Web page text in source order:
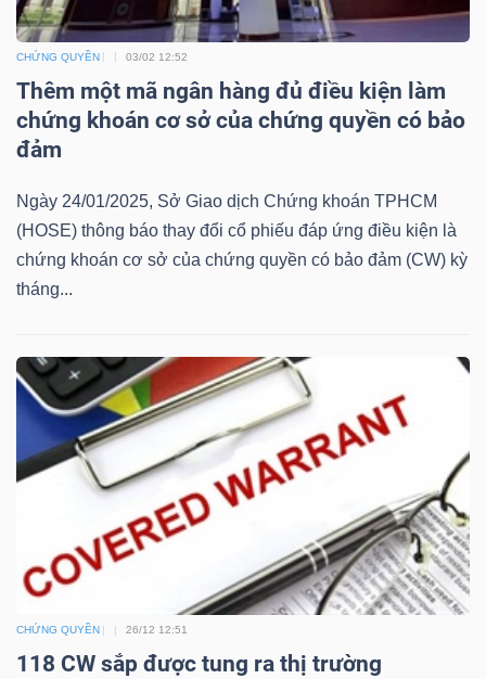
CHỨNG QUYỀN 03/02 12:52
Thêm một mã ngân hàng đủ điều kiện làm
chứng khoán cơ sở của chứng quyền có bảo
đảm
Ngày 24/01/2025, Sở Giao dịch Chứng khoán TPHCM
(HOSE) thông báo thay đổi cổ phiếu đáp ứng điều kiện là
chứng khoán cơ sở của chứng quyền có bảo đảm (CW) kỳ
tháng...
CHỨNG QUYỀN 26/12 12:51
118 CW sắp được tung ra thị trường
BẤT
ĐỘNG
SẢN
chứng
khoán
(-)
Lãnh
đạo
(-)
Người nội bộ Người liên quan Cổ đông lớn
tức
(-)
Bài